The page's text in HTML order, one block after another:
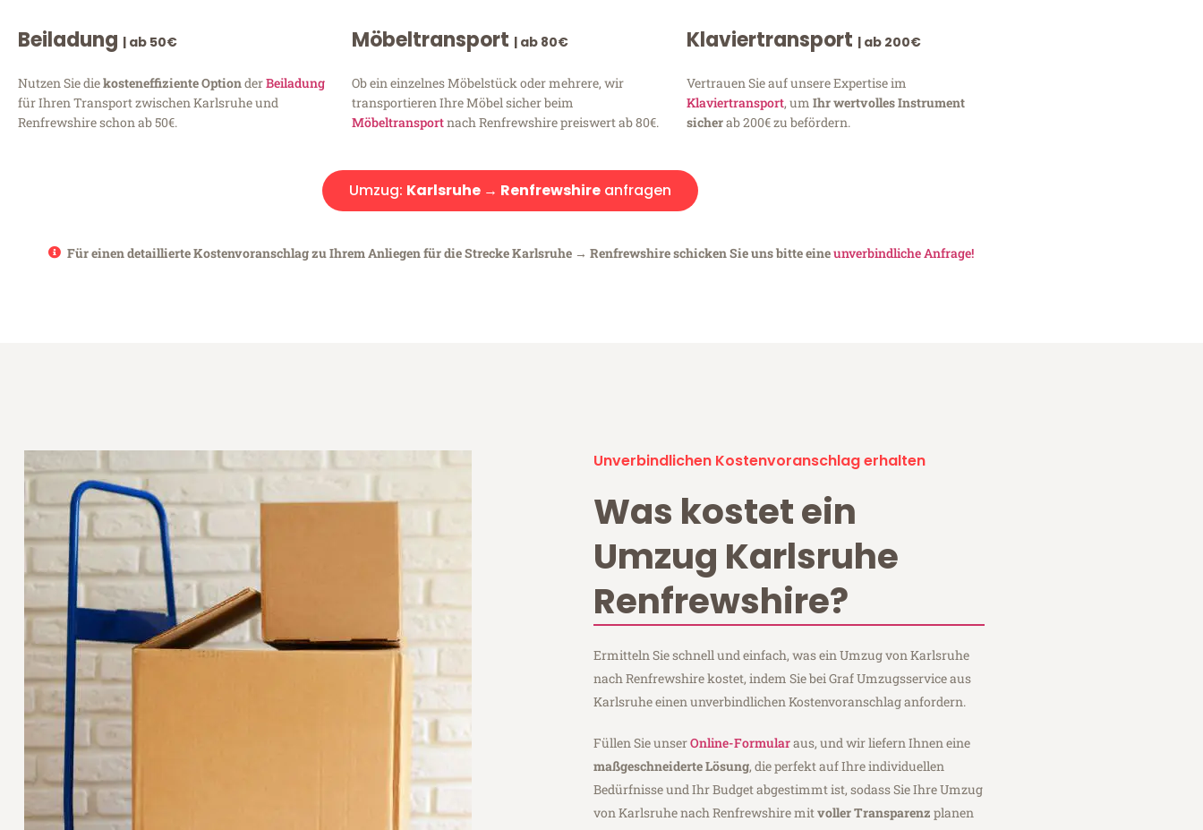
Beiladung | ab 50€
Nutzen Sie diekosteneffiziente OptionderBeiladung
für Ihren Transport zwischen Karlsruhe und
Renfrewshire schon ab 50€.
Möbeltransport | ab 80€
Ob ein einzelnes Möbelstück oder mehrere, wir
transportieren Ihre Möbel sicher beim
Möbeltransportnach Renfrewshire preiswert ab 80€.
Klaviertransport | ab 200€
Vertrauen Sie auf unsere Expertise im
Klaviertransport, um Ihr wertvolles Instrument
sicherab 200€ zu befördern.
Umzug: Karlsruhe → Renfrewshire anfragen
Für einen detaillierte Kostenvoranschlag zu Ihrem Anliegen für die Strecke Karlsruhe → Renfrewshire schicken Sie uns bitte eineunverbindliche Anfrage!
Unverbindlichen Kostenvoranschlag erhalten
Was kostet ein
Umzug Karlsruhe
Renfrewshire?
Ermitteln Sie schnell und einfach, was ein Umzug von Karlsruhe
nach Renfrewshire kostet, indem Sie bei Graf Umzugsservice aus
Karlsruhe einen unverbindlichen Kostenvoranschlag anfordern.
Füllen Sie unserOnline-Formularaus, und wir liefern Ihnen eine
maßgeschneiderte Lösung, die perfekt auf Ihre individuellen
Bedürfnisse und Ihr Budget abgestimmt ist, sodass Sie Ihre Umzug
von Karlsruhe nach Renfrewshire mitvoller Transparenz planen